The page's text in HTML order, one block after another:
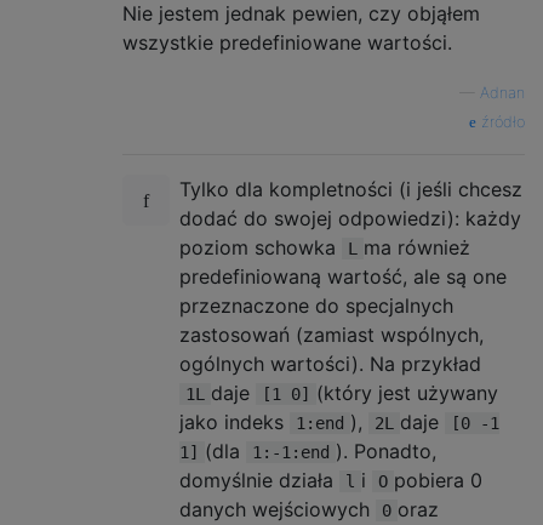
Nie jestem jednak pewien, czy objąłem
wszystkie predefiniowane wartości.
Adnan
źródło
Tylko dla kompletności (i jeśli chcesz
dodać do swojej odpowiedzi): każdy
poziom schowka
L
ma również
predefiniowaną wartość, ale są one
przeznaczone do specjalnych
zastosowań (zamiast wspólnych,
ogólnych wartości). Na przykład
1L daje [1 0]
(który jest używany
jako indeks
1:end ), 2L daje
[0 -1
1]
(dla 1:-1:end ). Ponadto,
domyślnie działa
l i O pobiera 0
danych wejściowych
0 oraz